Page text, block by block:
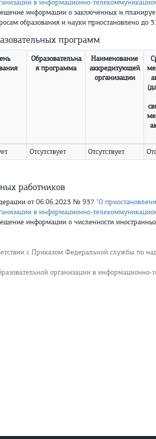
в информационно-
информации о заключенных и
образования и науки приостановлено до
программ
Образовательна
я программа
Наименование
аккредитующей
организации
Отсутствует Отсутствует
работников
от 06.06.2023 № 937 "О
в информационно-
информации о численности
с Приказом Федеральной службы по
организации в